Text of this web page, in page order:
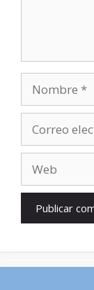
electrónico